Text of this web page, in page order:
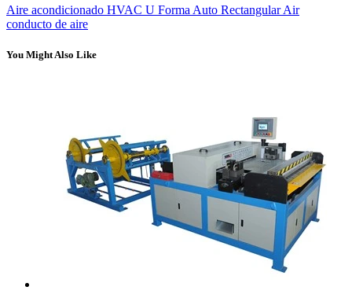
Aire acondicionado HVAC U Forma Auto Rectangular Air
conducto de aire
You Might Also Like